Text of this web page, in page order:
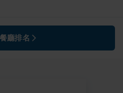
廳排名